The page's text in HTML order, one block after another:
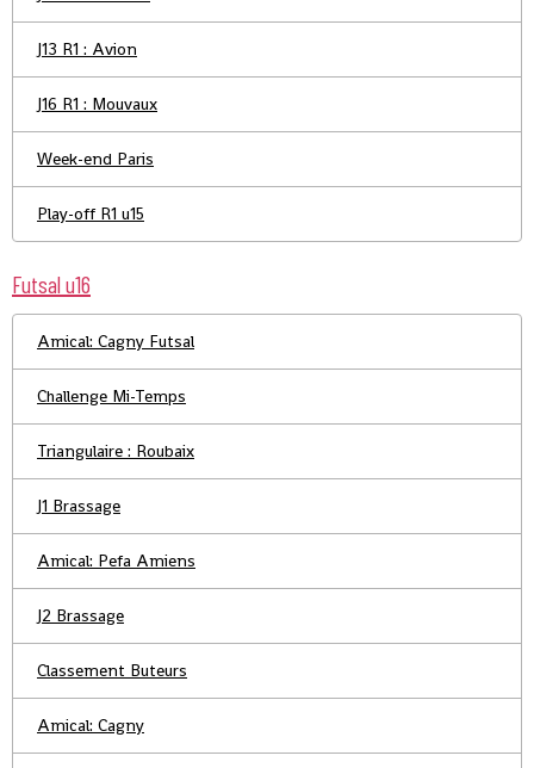
J13 R1 : Avion
J16 R1 : Mouvaux
Week-end Paris
Play-off R1 u15
Futsal u16
Amical: Cagny Futsal
Challenge Mi-Temps
Triangulaire : Roubaix
J1 Brassage
Amical: Pefa Amiens
J2 Brassage
Classement Buteurs
Amical: Cagny